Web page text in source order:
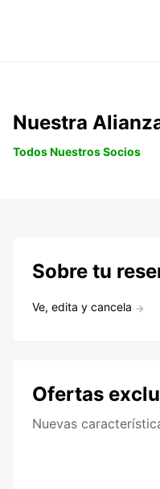
Nuestra
Todos Nuestros Socios
Sobre tu
Ve, edita y cancela
Ofertas
Nuevas